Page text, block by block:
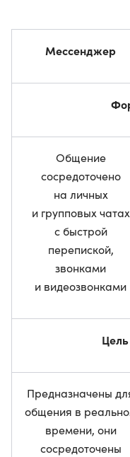
Мессенджер
Общение
сосредоточено
на личных
и групповых чатах
с быстрой
перепиской,
звонками
и видеозвонками
Предназначены
общения в
времени, они
сосредоточены